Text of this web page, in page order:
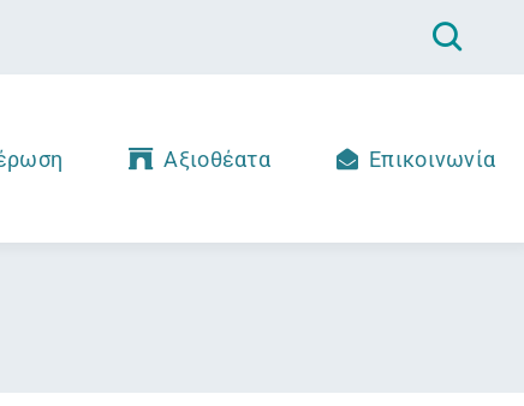
Αξιοθέατα Επικοινωνία